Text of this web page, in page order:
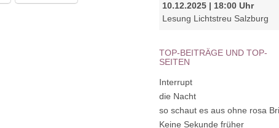
10.12.2025 | 18:00 Uhr
Lesung Lichtstreu Salzburg
TOP-BEITRÄGE UND TOP-
SEITEN
Interrupt
die Nacht
so schaut es aus ohne rosa
Keine Sekunde früher